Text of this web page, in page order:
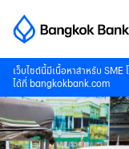
เว็บไซต์นี้มีเนื้อหาสำหรับ SME
ได้ที่ bangkokbank.com